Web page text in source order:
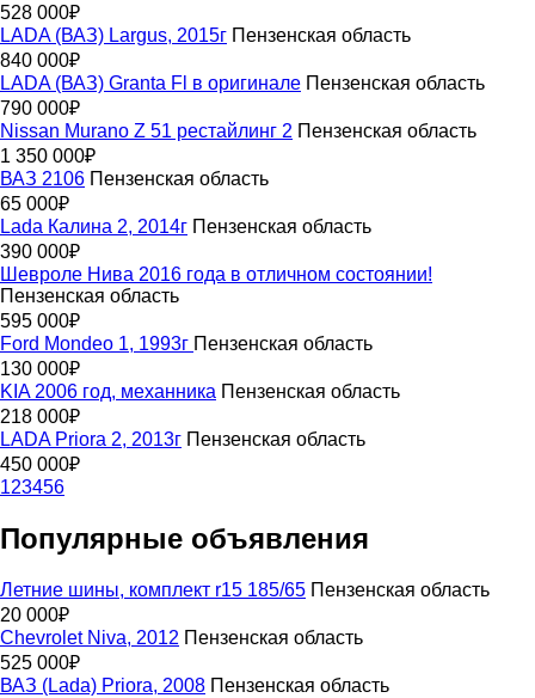
528 000₽
LADA (ВАЗ) Largus, 2015г Пензенская область
840 000₽
LADA (ВАЗ) Granta Fl в оригинале Пензенская область
790 000₽
Nissan Murano Z 51 рестайлинг 2 Пензенская область
1 350 000₽
ВАЗ 2106 Пензенская область
65 000₽
Lada Калина 2, 2014г Пензенская область
390 000₽
Шевролe Нива 2016 года в отличном cоcтоянии!
Пензенская область
595 000₽
Ford Mondeo 1, 1993г Пензенская область
130 000₽
KIA 2006 год, механника Пензенская область
218 000₽
LADA Priora 2, 2013г Пензенская область
450 000₽
123456
Популярные объявления
Летние шины, комплект r15 185/65 Пензенская область
20 000₽
Chevrolet Niva, 2012 Пензенская область
525 000₽
ВАЗ (Lada) Priora, 2008 Пензенская область